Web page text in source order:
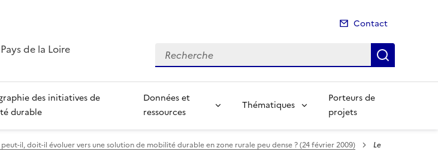
de la Loire
Contact
Recherche
des initiatives de
durable
Données et
ressources
Thématiques
Porteurs de
projets
il, doit-il évoluer vers une solution de mobilité durable en zone rurale peu dense ? (24 février 2009)
Le